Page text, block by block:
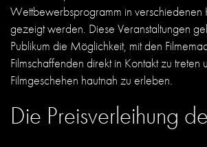
Wettbewerbsprogramm in verschiedenen
gezeigt werden. Diese Veranstaltungen
Publikum die Möglichkeit, mit den
Filmschaffenden direkt in Kontakt zu treten
Filmgeschehen hautnah zu erleben.
Die Preisverleihung